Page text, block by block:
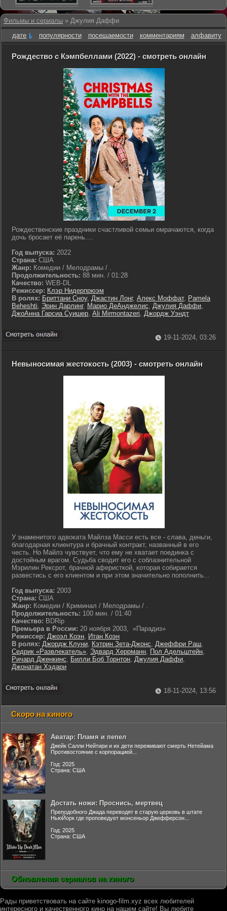
Фильмы и сериалы » Джулия Даффи
дате
популярности посещаемости комментариям алфавиту
Рождество с Кэмпбеллами (2022) - смотреть онлайн
Рождественские праздники счастливой семьи омрачаются, когда
дочь бросает её парень....
Год выпуска: 2022
Страна: США
Жанр: Комедии / Мелодрамы / .
Продолжительность: 88 мин. / 01:28
Качество: WEB-DL
Режиссер: Клэр Нидерпрюэм
В ролях: Бриттани Сноу, Джастин Лонг, Алекс Моффат, Pamela
Beheshti, Эрин Дарлинг, Марио ДеАнджелис, Джулия Даффи,
ДжоАнна Гарсиа Суишер, Ali Mirmontazeri, Джордж Уэндт
19-11-2024, 03:26
Невыносимая жестокость (2003) - смотреть онлайн
У знаменитого адвоката Майлза Масси есть все - слава, деньги,
благодарная клиентура и брачный контракт, названный в его
честь. Но Майлз чувствует, что ему не хватает поединка с
достойным врагом. Судьба сводит его с соблазнительной
Мэрилин Рексрот, брачной аферисткой, которая собирается
развестись с его клиентом и при этом значительно пополнить...
Год выпуска: 2003
Страна: США
Жанр: Комедии / Криминал / Мелодрамы / .
Продолжительность: 100 мин. / 01:40
Качество: BDRip
Премьера в России: 20 ноября 2003, «Парадиз»
Режиссер: Джоэл Коэн, Итан Коэн
В ролях: Джордж Клуни, Кэтрин Зета-Джонс, Джеффри Раш,
Седрик «Развлекатель», Эдвард Херрманн, Пол Адельштейн,
Ричард Дженкинс, Билли Боб Торнтон, Джулия Даффи,
Джонатан Хэдари
18-11-2024, 13:56
Скоро на киного
Аватар: Пламя и пепел
Джейк Салли Нейтири и их дети переживают смерть Нетейама
Противостояние с корпорацией...
Год: 2025
Страна: США
Достать ножи: Проснись, мертвец
Преподобного Джада переводят в старую церковь в штате
НьюЙорк где проповедует монсеньор Джефферсон...
Год: 2025
Страна: США
Обновления сериалов на киного
Рады приветствовать на сайте kinogo-film.xyz всех любителей
интересного и качественного кино на нашем сайте! Вы любите